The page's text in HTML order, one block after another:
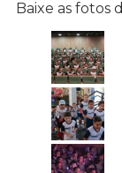
Baixe as fotos